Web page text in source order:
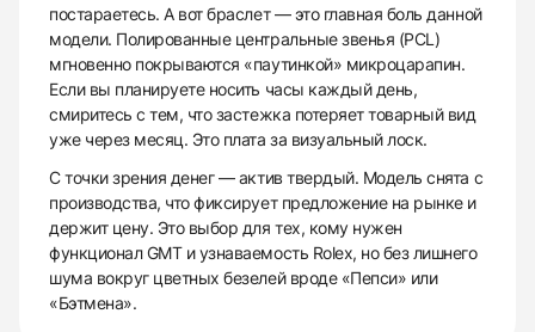
постараетесь. А вот браслет — это главная боль данной
модели. Полированные центральные звенья (PCL)
мгновенно покрываются «паутинкой» микроцарапин.
Если вы планируете носить часы каждый день,
смиритесь с тем, что застежка потеряет товарный вид
уже через месяц. Это плата за визуальный лоск.
С точки зрения денег — актив твердый. Модель снята с
производства, что фиксирует предложение на рынке и
держит цену. Это выбор для тех, кому нужен
функционал GMT и узнаваемость Rolex, но без лишнего
шума вокруг цветных безелей вроде «Пепси» или
«Бэтмена».